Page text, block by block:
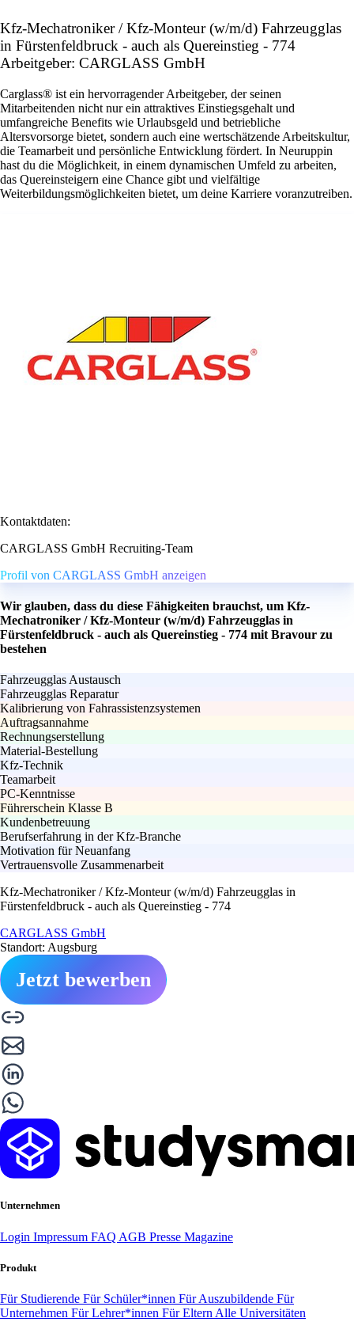
Kfz-Mechatroniker / Kfz-Monteur (w/m/d) Fahrzeugglas
in Fürstenfeldbruck - auch als Quereinstieg - 774
Arbeitgeber: CARGLASS GmbH
Carglass® ist ein hervorragender Arbeitgeber, der seinen
Mitarbeitenden nicht nur ein attraktives Einstiegsgehalt und
umfangreiche Benefits wie Urlaubsgeld und betriebliche
Altersvorsorge bietet, sondern auch eine wertschätzende Arbeitskultur,
die Teamarbeit und persönliche Entwicklung fördert. In Neuruppin
hast du die Möglichkeit, in einem dynamischen Umfeld zu arbeiten,
das Quereinsteigern eine Chance gibt und vielfältige
Weiterbildungsmöglichkeiten bietet, um deine Karriere voranzutreiben.
Kontaktdaten:
CARGLASS GmbH Recruiting-Team
Profil von CARGLASS GmbH anzeigen
Wir glauben, dass du diese Fähigkeiten brauchst, um Kfz-
Mechatroniker / Kfz-Monteur (w/m/d) Fahrzeugglas in
Fürstenfeldbruck - auch als Quereinstieg - 774 mit Bravour zu
bestehen
Fahrzeugglas Austausch
Fahrzeugglas Reparatur
Kalibrierung von Fahrassistenzsystemen
Auftragsannahme
Rechnungserstellung
Material-Bestellung
Kfz-Technik
Teamarbeit
PC-Kenntnisse
Führerschein Klasse B
Kundenbetreuung
Berufserfahrung in der Kfz-Branche
Motivation für Neuanfang
Vertrauensvolle Zusammenarbeit
Kfz-Mechatroniker / Kfz-Monteur (w/m/d) Fahrzeugglas in
Fürstenfeldbruck - auch als Quereinstieg - 774
CARGLASS GmbH
Standort: Augsburg
Jetzt bewerben
Unternehmen
Login Impressum FAQ AGB Presse Magazine
Produkt
Für Studierende Für Schüler*innen Für Auszubildende Für
Unternehmen Für Lehrer*innen Für Eltern Alle Universitäten